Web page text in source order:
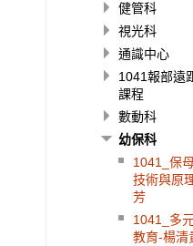
健管科
視光科
通識中心
1041報部遠
課程
數動科
幼保科
1041_保
技術與原
芳
1041_多
教育-楊清